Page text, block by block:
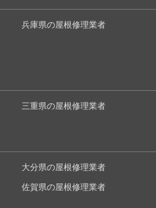
兵庫県の屋根修理業者
三重県の屋根修理業者
大分県の屋根修理業者
佐賀県の屋根修理業者